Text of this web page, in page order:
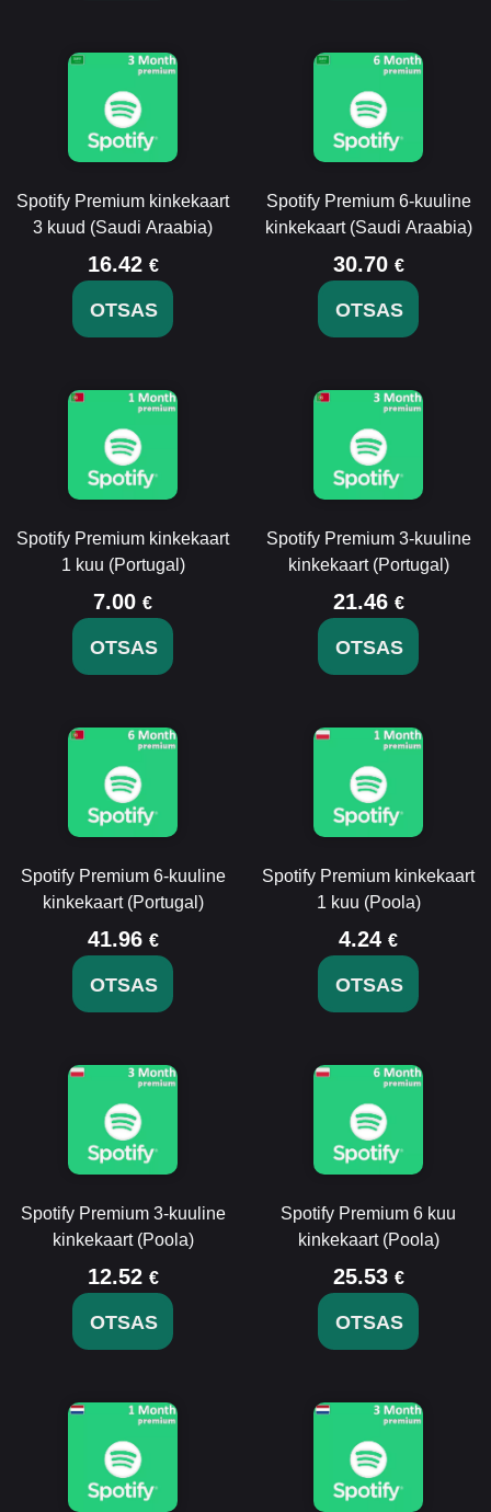
Spotify Premium kinkekaart
3 kuud (Saudi Araabia)
16.42 €
OTSAS
Spotify Premium 6-kuuline
kinkekaart (Saudi Araabia)
30.70 €
OTSAS
Spotify Premium kinkekaart
1 kuu (Portugal)
7.00 €
OTSAS
Spotify Premium 3-kuuline
kinkekaart (Portugal)
21.46 €
OTSAS
Spotify Premium 6-kuuline
kinkekaart (Portugal)
41.96 €
OTSAS
Spotify Premium kinkekaart
1 kuu (Poola)
4.24 €
OTSAS
Spotify Premium 3-kuuline
kinkekaart (Poola)
12.52 €
OTSAS
Spotify Premium 6 kuu
kinkekaart (Poola)
25.53 €
OTSAS